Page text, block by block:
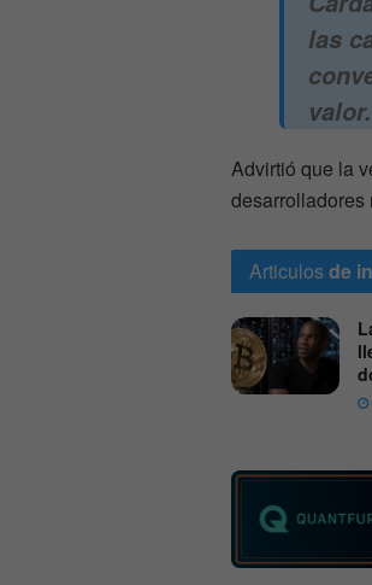
las
Advirtió que la
desarrolladores
Articulosde